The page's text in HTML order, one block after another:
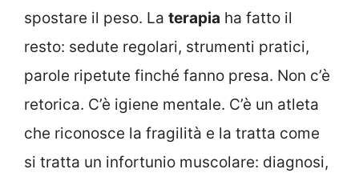
spostare il peso. La terapia ha fatto il
resto: sedute regolari, strumenti pratici,
parole ripetute finché fanno presa. Non c’è
retorica. C’è igiene mentale. C’è un atleta
che riconosce la fragilità e la tratta come
si tratta un infortunio muscolare: diagnosi,